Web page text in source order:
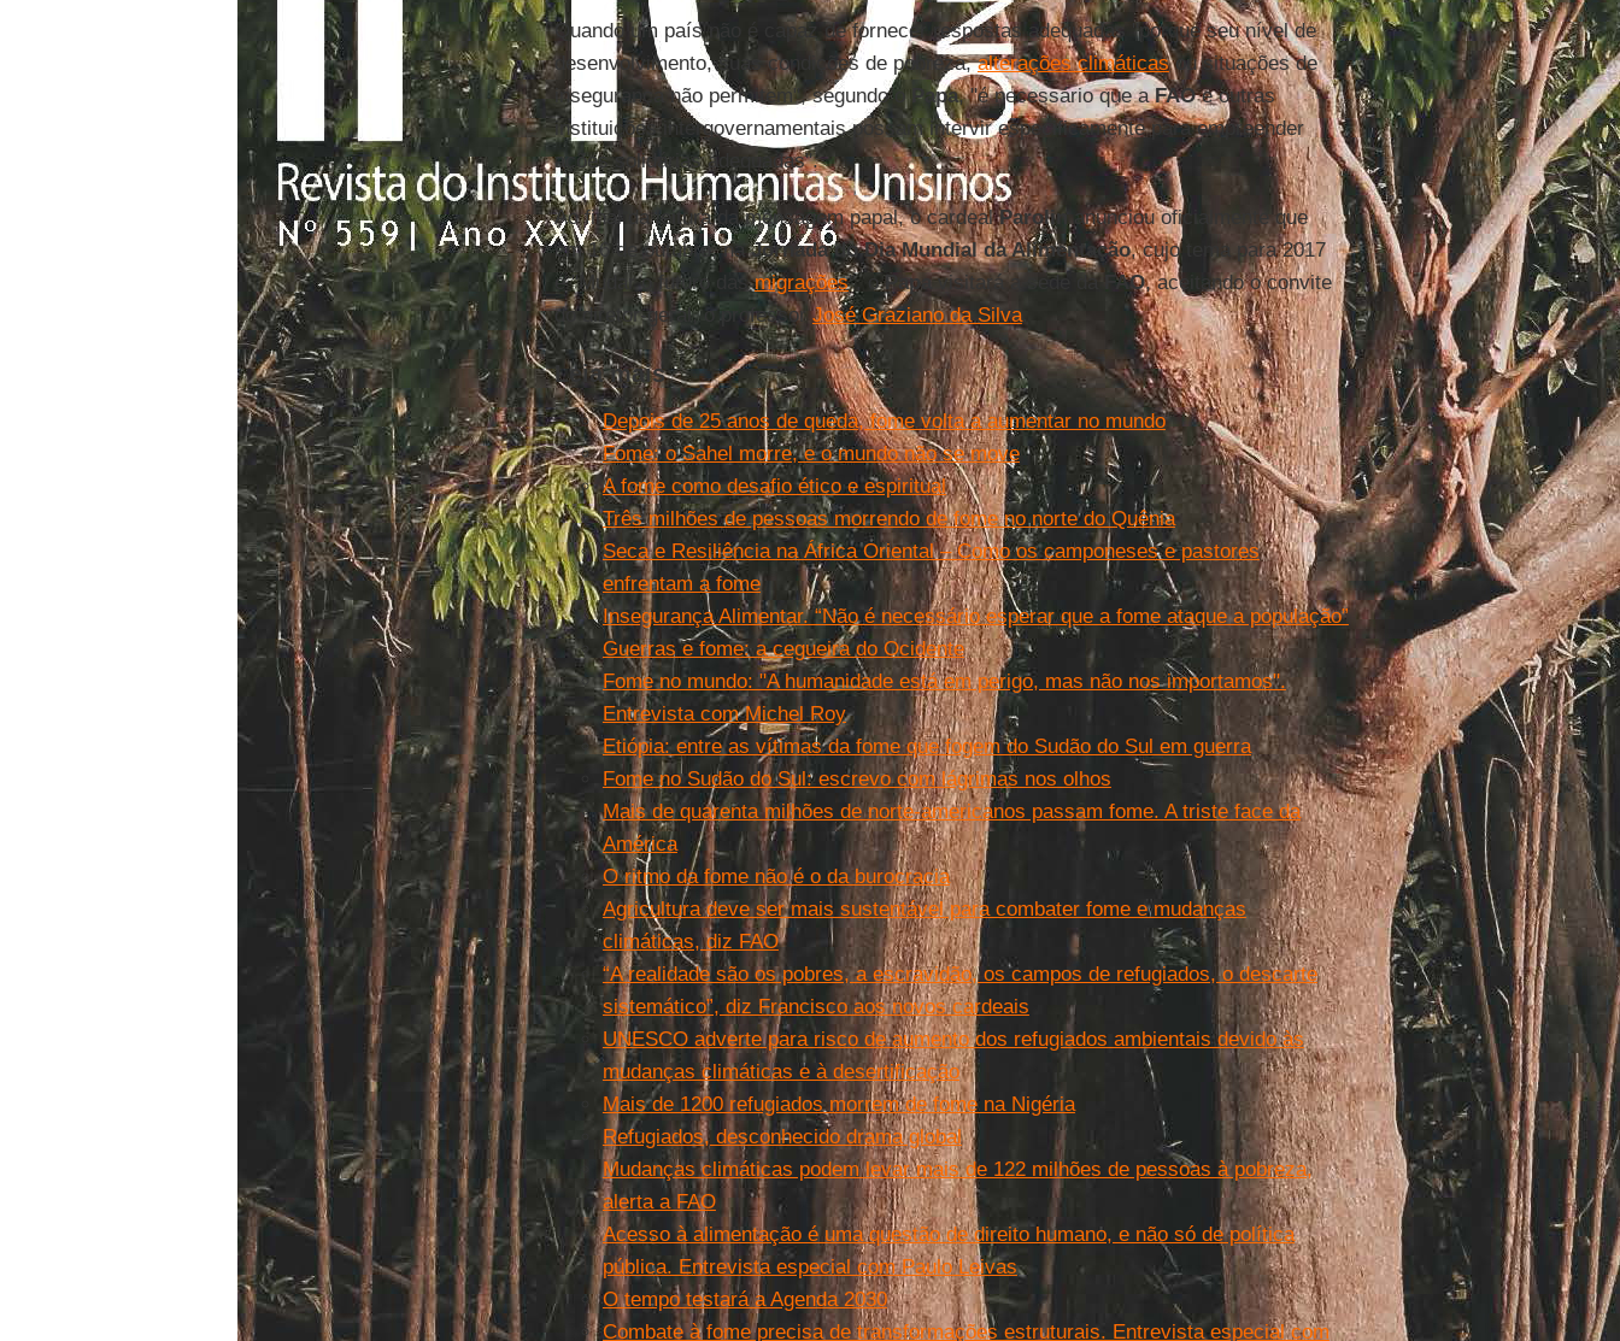
Quando um país não é capaz de fornecer respostas adequadas "porque seu nível de
desenvolvimento, suas condições de pobreza,alterações climáticasou situações de
insegurança não permitem", segundo o Papa, "é necessário que aFAOe outras
instituições intergovernamentais possam intervir especificamente para empreender
ações solidárias adequadas".
Ao final da leitura da mensagem papal, o cardealParolin anunciou oficialmente que
em 16 de outubro, naJornada do Dia Mundial da Alimentação, cujo tema para 2017
é "Mudar o futuro dasmigrações", oPapavisitará a sede da FAO, aceitando o convite
do diretor-geral, o professor José Graziano da Silva.
Leia mais
Depois de 25 anos de queda, fome volta a aumentar no mundo
Fome: o Sahel morre, e o mundo não se move
A fome como desafio ético e espiritual
Três milhões de pessoas morrendo de fome no norte do Quênia
Seca e Resiliência na África Oriental – Como os camponeses e pastores
enfrentam a fome
Insegurança Alimentar. “Não é necessário esperar que a fome ataque a população”
Guerras e fome: a cegueira do Ocidente
Fome no mundo: "A humanidade está em perigo, mas não nos importamos".
Entrevista com Michel Roy
Etiópia: entre as vítimas da fome que fogem do Sudão do Sul em guerra
Fome no Sudão do Sul: escrevo com lágrimas nos olhos
Mais de quarenta milhões de norte-americanos passam fome. A triste face da
América
O ritmo da fome não é o da burocracia
Agricultura deve ser mais sustentável para combater fome e mudanças
climáticas, diz FAO
“A realidade são os pobres, a escravidão, os campos de refugiados, o descarte
sistemático”, diz Francisco aos novos cardeais
UNESCO adverte para risco de aumento dos refugiados ambientais devido às
mudanças climáticas e à desertificação
Mais de 1200 refugiados morrem de fome na Nigéria
Refugiados, desconhecido drama global
Mudanças climáticas podem levar mais de 122 milhões de pessoas à pobreza,
alerta a FAO
Acesso à alimentação é uma questão de direito humano, e não só de política
pública. Entrevista especial com Paulo Leivas
O tempo testará a Agenda 2030
Combate à fome precisa de transformações estruturais. Entrevista especial com